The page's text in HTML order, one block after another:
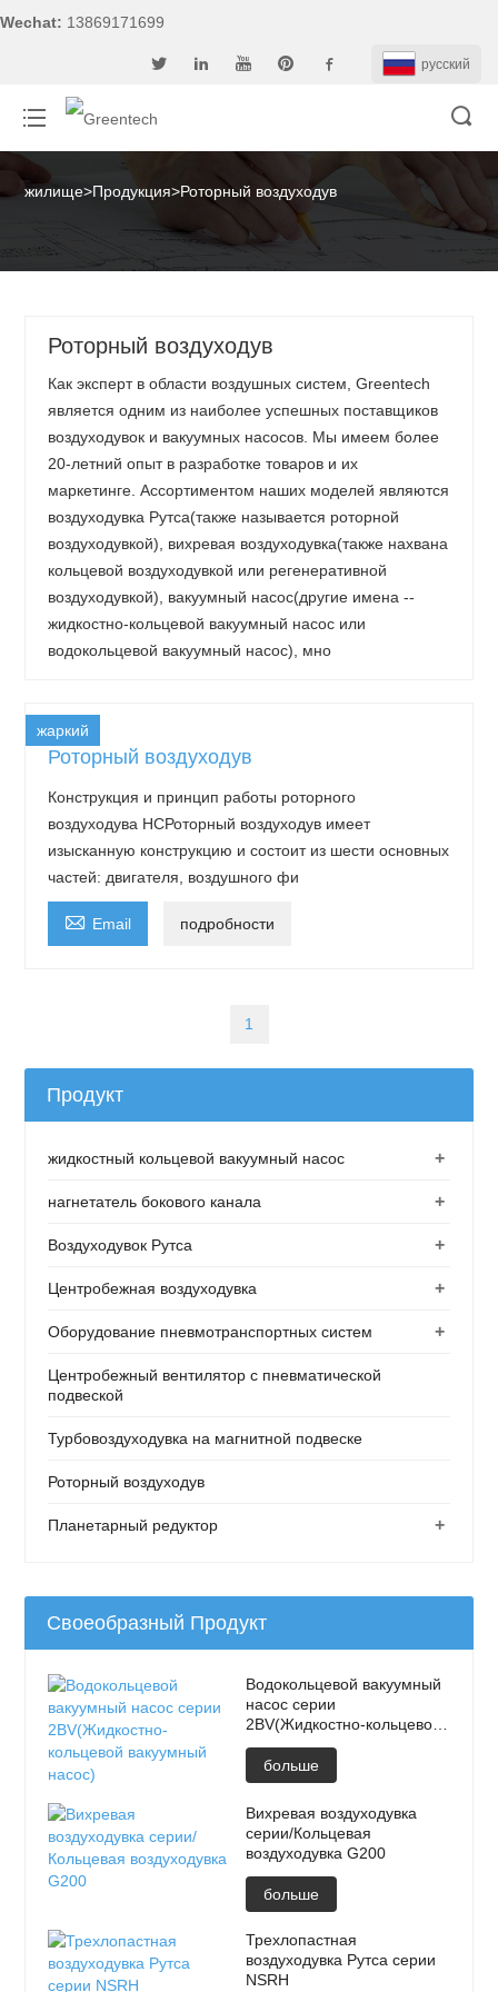
Wechat: 13869171699
pусский
жилище>Продукция>Роторный воздуходув
Роторный воздуходув
Как эксперт в области воздушных систем, Greentech
является одним из наиболее успешных поставщиков
воздуходувок и вакуумных насосов. Мы имеем более
20-летний опыт в разработке товаров и их
маркетинге. Ассортиментом наших моделей являются
воздуходувка Рутса(также называется роторной
воздуходувкой), вихревая воздуходувка(также нахвана
кольцевой воздуходувкой или регенеративной
воздуходувкой), вакуумный насос(другие имена --
жидкостно-кольцевой вакуумный насос или
водокольцевой вакуумный насос), мно
жаркий
Роторный воздуходув
Конструкция и принцип работы роторного
воздуходува HCРоторный воздуходув имеет
изысканную конструкцию и состоит из шести основных
частей: двигателя, воздушного фи
 Email подробности
1
Продукт
+
жидкостный кольцевой вакуумный насос
+
нагнетатель бокового канала
+
Воздуходувок Рутса
+
Центробежная воздуходувка
+
Оборудование пневмотранспортных систем
Центробежный вентилятор с пневматической
подвеской
Турбовоздуходувка на магнитной подвеске
Роторный воздуходув
+
Планетарный редуктор
Своеобразный Продукт
Водокольцевой вакуумный
насос серии
2BV(Жидкостно-кольцевой
вакуумный насос)
больше
Вихревая воздуходувка
серии/Кольцевая
воздуходувка G200
больше
Трехлопастная
воздуходувка Рутса серии
NSRH